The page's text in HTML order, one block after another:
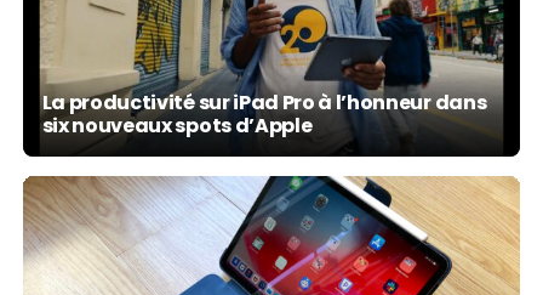
La productivité sur iPad Pro à l’honneur dans
six nouveaux spots d’Apple